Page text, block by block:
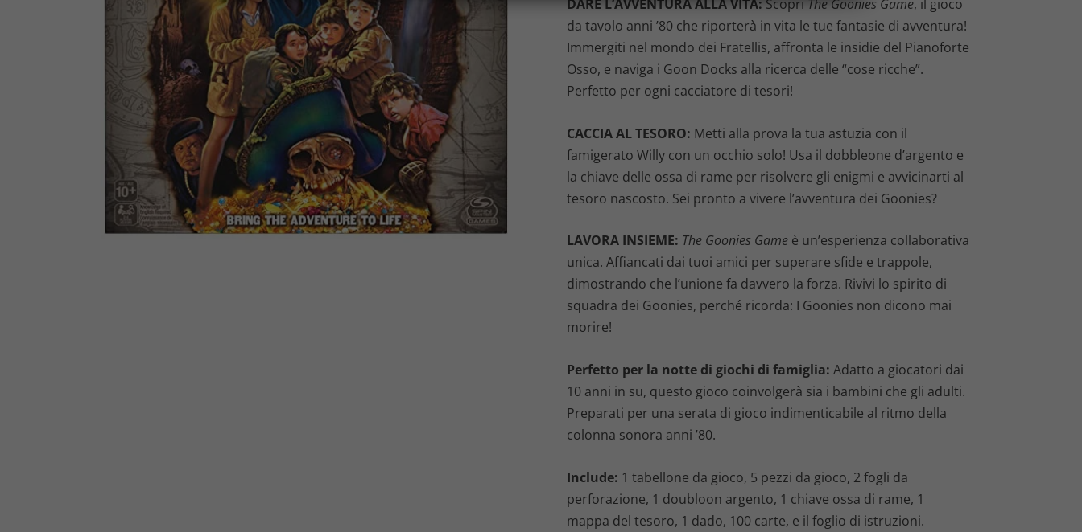
DARE L’AVVENTURA ALLA VITA:ScopriThe Goonies Game, il gioco
da tavolo anni ’80 che riporterà in vita le tue fantasie di avventura!
Immergiti nel mondo dei Fratellis, affronta le insidie del Pianoforte
Osso, e naviga i Goon Docks alla ricerca delle “cose ricche”.
Perfetto per ogni cacciatore di tesori!
CACCIA AL TESORO: Metti alla prova la tua astuzia con il
famigerato Willy con un occhio solo! Usa il dobbleone d’argento e
la chiave delle ossa di rame per risolvere gli enigmi e avvicinarti al
tesoro nascosto. Sei pronto a vivere l’avventura dei Goonies?
LAVORA INSIEME: The Goonies Game è un’esperienza collaborativa
unica. Affiancati dai tuoi amici per superare sfide e trappole,
dimostrando che l’unione fa davvero la forza. Rivivi lo spirito di
squadra dei Goonies, perché ricorda: I Goonies non dicono mai
morire!
Perfetto per la notte di giochi di famiglia: Adatto a giocatori dai
10 anni in su, questo gioco coinvolgerà sia i bambini che gli adulti.
Preparati per una serata di gioco indimenticabile al ritmo della
colonna sonora anni ’80.
Include: 1 tabellone da gioco, 5 pezzi da gioco, 2 fogli da
perforazione, 1 doubloon argento, 1 chiave ossa di rame, 1
mappa del tesoro, 1 dado, 100 carte, e il foglio di istruzioni.